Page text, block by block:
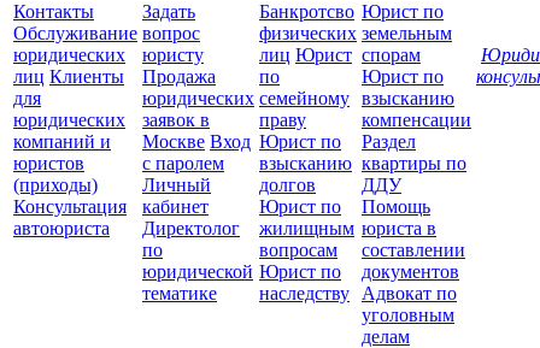
Контакты
Обслуживание
юридических
лиц Клиенты
для
юридических
компаний и
юристов
(приходы)
Консультация
автоюриста
Задать
вопрос
юристу
Продажа
юридических
заявок в
Москве Вход
с паролем
Личный
кабинет
Директолог
по
юридической
тематике
Банкротсво
физических
лиц Юрист
по
семейному
праву
Юрист по
взысканию
долгов
Юрист по
жилищным
вопросам
Юрист по
наследству
Юрист по
земельным
спорам
Юрист по
взысканию
компенсации
Раздел
квартиры по
ДДУ
Помощь
юриста в
составлении
документов
Адвокат по
уголовным
делам